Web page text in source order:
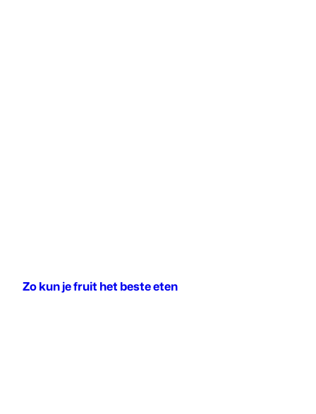
Zo kun je fruit het beste eten